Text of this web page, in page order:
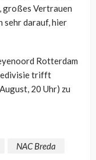
großes Vertrauen
sehr darauf, hier
Rotterdam
trifft
20 Uhr) zu
NAC Breda